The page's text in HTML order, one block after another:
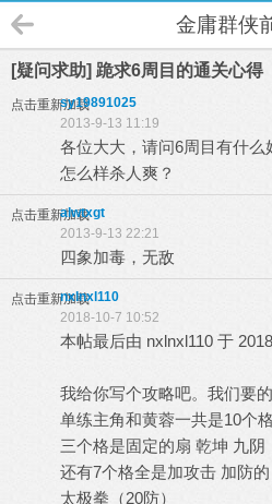
金庸群侠
[疑问求助] 跪求6周目的通关心得
点击重新加载sy19891025
2013-9-13 11:19
各位大大，请问6周目有什么
怎么样杀人爽？
点击重新加载
alwtxgt
2013-9-13 22:21
四象加毒，无敌
点击重新加载nxlnxl110
2018-10-7 10:52
本帖最后由 nxlnxl110 于
我给你写个攻略吧。我们要
单练主角和黄蓉一共是10个
三个格是固定的扇 乾坤 九阴
还有7个格全是加攻击 加防的
太极拳（20防）